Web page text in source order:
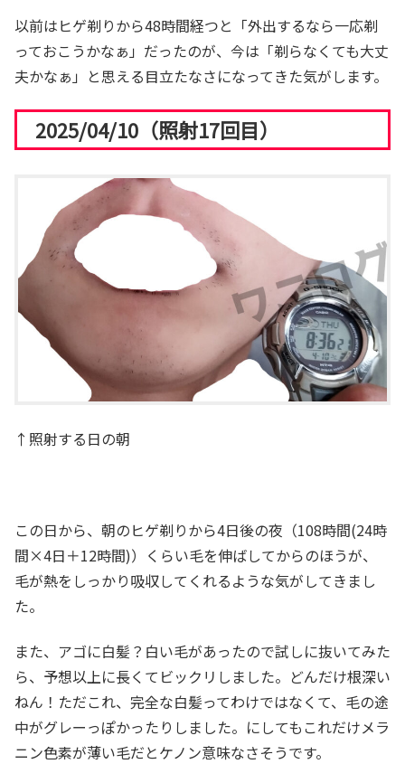
以前はヒゲ剃りから48時間経つと「外出するなら一応剃
っておこうかなぁ」だったのが、今は「剃らなくても大丈
夫かなぁ」と思える目立たなさになってきた気がします。
2025/04/10（照射17回目）
↑照射する日の朝
この日から、朝のヒゲ剃りから4日後の夜（108時間(24時
間×4日＋12時間)）くらい毛を伸ばしてからのほうが、
毛が熱をしっかり吸収してくれるような気がしてきまし
た。
また、アゴに白髪？白い毛があったので試しに抜いてみた
ら、予想以上に長くてビックリしました。どんだけ根深い
ねん！ただこれ、完全な白髪ってわけではなくて、毛の途
中がグレーっぽかったりしました。にしてもこれだけメラ
ニン色素が薄い毛だとケノン意味なさそうです。